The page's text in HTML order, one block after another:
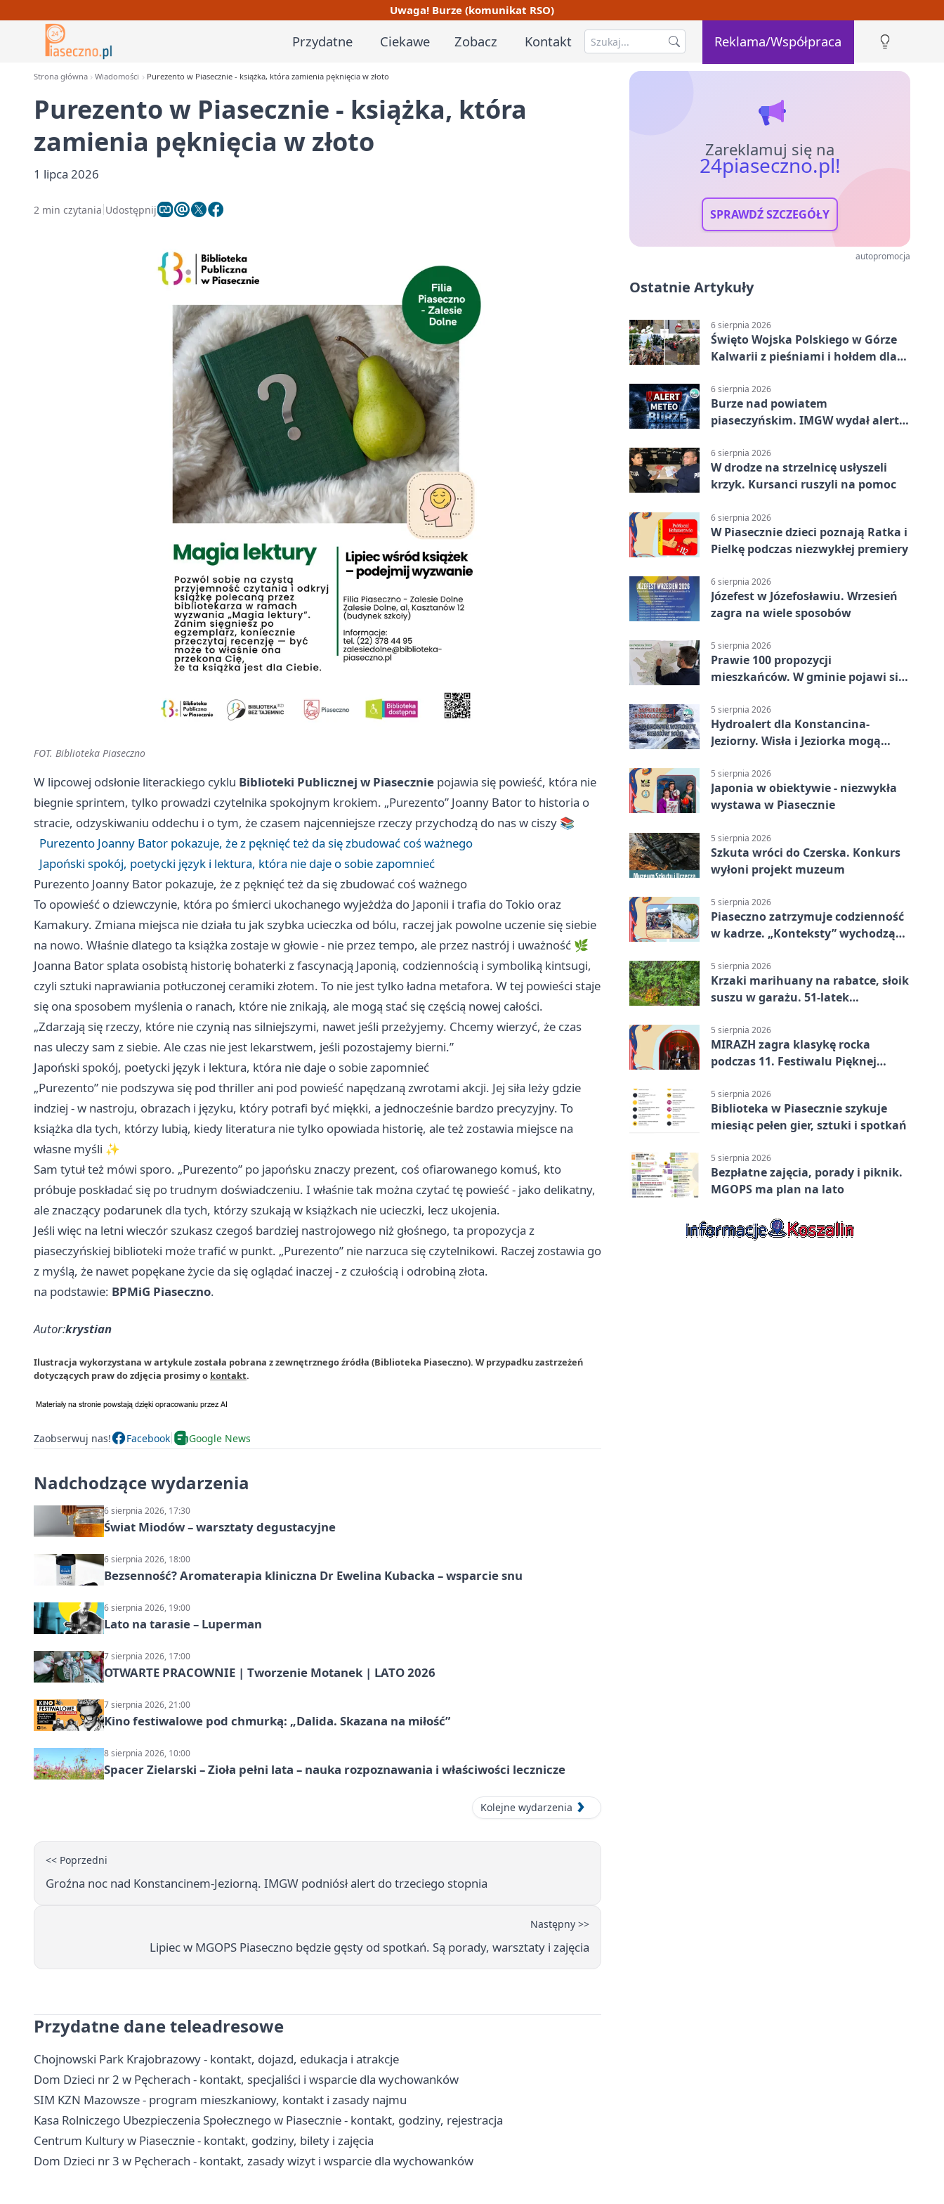
Uwaga! Burze (komunikat RSO)
Przydatne Ciekawe Zobacz Kontakt Reklama/Współpraca
Strona główna Wiadomości Purezento w Piasecznie - książka, która zamienia pęknięcia w złoto
Purezento w Piasecznie - książka, która
zamienia pęknięcia w złoto
1 lipca 2026
2 min czytania Udostępnij
FOT. Biblioteka Piaseczno
W lipcowej odsłonie literackiego cyklu Biblioteki Publicznej w Piasecznie pojawia się powieść, która nie
biegnie sprintem, tylko prowadzi czytelnika spokojnym krokiem. „Purezento” Joanny Bator to historia o
stracie, odzyskiwaniu oddechu i o tym, że czasem najcenniejsze rzeczy przychodzą do nas w ciszy 📚
Purezento Joanny Bator pokazuje, że z pęknięć też da się zbudować coś ważnego
Japoński spokój, poetycki język i lektura, która nie daje o sobie zapomnieć
Purezento Joanny Bator pokazuje, że z pęknięć też da się zbudować coś ważnego
To opowieść o dziewczynie, która po śmierci ukochanego wyjeżdża do Japonii i trafia do Tokio oraz
Kamakury. Zmiana miejsca nie działa tu jak szybka ucieczka od bólu, raczej jak powolne uczenie się siebie
na nowo. Właśnie dlatego ta książka zostaje w głowie - nie przez tempo, ale przez nastrój i uważność 🌿
Joanna Bator splata osobistą historię bohaterki z fascynacją Japonią, codziennością i symboliką kintsugi,
czyli sztuki naprawiania potłuczonej ceramiki złotem. To nie jest tylko ładna metafora. W tej powieści staje
się ona sposobem myślenia o ranach, które nie znikają, ale mogą stać się częścią nowej całości.
„Zdarzają się rzeczy, które nie czynią nas silniejszymi, nawet jeśli przeżyjemy. Chcemy wierzyć, że czas
nas uleczy sam z siebie. Ale czas nie jest lekarstwem, jeśli pozostajemy bierni.”
Japoński spokój, poetycki język i lektura, która nie daje o sobie zapomnieć
„Purezento” nie podszywa się pod thriller ani pod powieść napędzaną zwrotami akcji. Jej siła leży gdzie
indziej - w nastroju, obrazach i języku, który potrafi być miękki, a jednocześnie bardzo precyzyjny. To
książka dla tych, którzy lubią, kiedy literatura nie tylko opowiada historię, ale też zostawia miejsce na
własne myśli ✨
Sam tytuł też mówi sporo. „Purezento” po japońsku znaczy prezent, coś ofiarowanego komuś, kto
próbuje poskładać się po trudnym doświadczeniu. I właśnie tak można czytać tę powieść - jako delikatny,
ale znaczący podarunek dla tych, którzy szukają w książkach nie ucieczki, lecz ukojenia.
Jeśli więc na letni wieczór szukasz czegoś bardziej nastrojowego niż głośnego, ta propozycja z
piaseczyńskiej biblioteki może trafić w punkt. „Purezento” nie narzuca się czytelnikowi. Raczej zostawia go
z myślą, że nawet popękane życie da się oglądać inaczej - z czułością i odrobiną złota.
na podstawie: BPMiG Piaseczno.
Autor:krystian
Ilustracja wykorzystana w artykule została pobrana z zewnętrznego źródła (Biblioteka Piaseczno). W przypadku zastrzeżeń
dotyczących praw do zdjęcia prosimy o kontakt.
Zaobserwuj nas! Facebook Google News
Nadchodzące wydarzenia
6 sierpnia 2026, 17:30
Świat Miodów – warsztaty degustacyjne
6 sierpnia 2026, 18:00
Bezsenność? Aromaterapia kliniczna Dr Ewelina Kubacka – wsparcie snu
6 sierpnia 2026, 19:00
Lato na tarasie – Luperman
7 sierpnia 2026, 17:00
OTWARTE PRACOWNIE | Tworzenie Motanek | LATO 2026
7 sierpnia 2026, 21:00
Kino festiwalowe pod chmurką: „Dalida. Skazana na miłość”
8 sierpnia 2026, 10:00
Spacer Zielarski – Zioła pełni lata – nauka rozpoznawania i właściwości lecznicze
Kolejne wydarzenia
<< Poprzedni
Groźna noc nad Konstancinem-Jeziorną. IMGW podniósł alert do trzeciego stopnia
Następny >>
Lipiec w MGOPS Piaseczno będzie gęsty od spotkań. Są porady, warsztaty i zajęcia
Przydatne dane teleadresowe
Chojnowski Park Krajobrazowy - kontakt, dojazd, edukacja i atrakcje
Dom Dzieci nr 2 w Pęcherach - kontakt, specjaliści i wsparcie dla wychowanków
SIM KZN Mazowsze - program mieszkaniowy, kontakt i zasady najmu
Kasa Rolniczego Ubezpieczenia Społecznego w Piasecznie - kontakt, godziny, rejestracja
Centrum Kultury w Piasecznie - kontakt, godziny, bilety i zajęcia
Dom Dzieci nr 3 w Pęcherach - kontakt, zasady wizyt i wsparcie dla wychowanków
Zareklamuj się na
24piaseczno.pl!
SPRAWDŹ SZCZEGÓŁY
autopromocja
Ostatnie Artykuły
6 sierpnia 2026
Święto Wojska Polskiego w Górze
Kalwarii z pieśniami i hołdem dla
6 sierpnia 2026
Burze nad powiatem
piaseczyńskim. IMGW wydał alert
6 sierpnia 2026
W drodze na strzelnicę usłyszeli
krzyk. Kursanci ruszyli na pomoc
6 sierpnia 2026
W Piasecznie dzieci poznają Ratka i
Pielkę podczas niezwykłej premiery
6 sierpnia 2026
Józefest w Józefosławiu. Wrzesień
zagra na wiele sposobów
5 sierpnia 2026
Prawie 100 propozycji
mieszkańców. W gminie pojawi się
5 sierpnia 2026
Hydroalert dla Konstancina-
Jeziorny. Wisła i Jeziorka mogą
5 sierpnia 2026
Japonia w obiektywie - niezwykła
wystawa w Piasecznie
5 sierpnia 2026
Szkuta wróci do Czerska. Konkurs
wyłoni projekt muzeum
5 sierpnia 2026
Piaseczno zatrzymuje codzienność
w kadrze. „Konteksty” wychodzą
5 sierpnia 2026
Krzaki marihuany na rabatce, słoik
suszu w garażu. 51-latek
5 sierpnia 2026
MIRAZH zagra klasykę rocka
podczas 11. Festiwalu Pięknej
5 sierpnia 2026
Biblioteka w Piasecznie szykuje
miesiąc pełen gier, sztuki i spotkań
5 sierpnia 2026
Bezpłatne zajęcia, porady i piknik.
MGOPS ma plan na lato